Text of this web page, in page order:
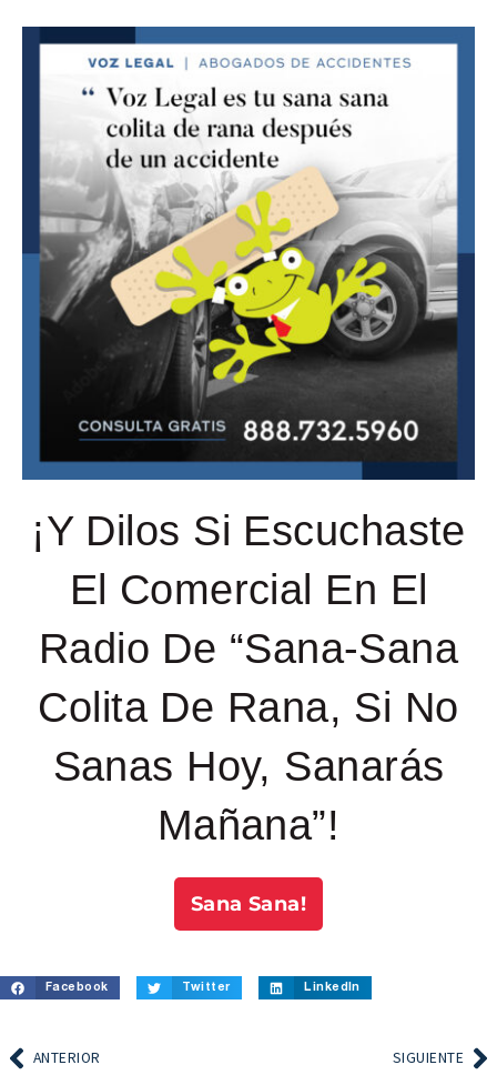
¡Y Dilos Si Escuchaste
El Comercial En El
Radio De “Sana-Sana
Colita De Rana, Si No
Sanas Hoy, Sanarás
Mañana”!
Sana Sana!
Facebook Twitter LinkedIn
ANTERIOR SIGUIENTE